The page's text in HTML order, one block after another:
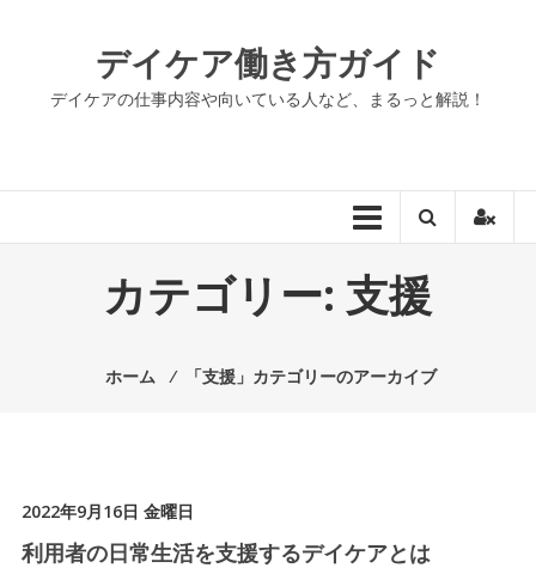
デイケア働き方ガイド
デイケアの仕事内容や向いている人など、まるっと解説！
カテゴリー:支援
ホーム ⁄ 「支援」カテゴリーのアーカイブ
2022年9月16日 金曜日
利用者の日常生活を支援するデイケアとは